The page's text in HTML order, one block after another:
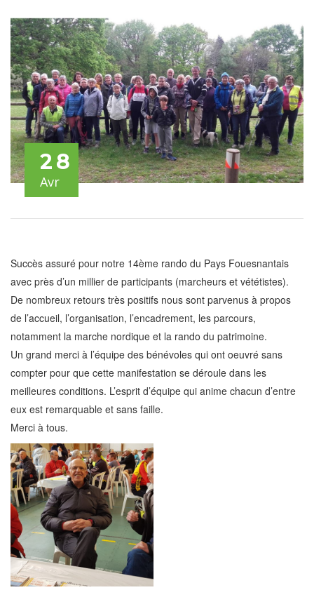
28
Avr
Succès assuré pour notre 14ème rando du Pays Fouesnantais
avec près d’un millier de participants (marcheurs et vététistes).
De nombreux retours très positifs nous sont parvenus à propos
de l’accueil, l’organisation, l’encadrement, les parcours,
notamment la marche nordique et la rando du patrimoine.
Un grand merci à l’équipe des bénévoles qui ont oeuvré sans
compter pour que cette manifestation se déroule dans les
meilleures conditions. L’esprit d’équipe qui anime chacun d’entre
eux est remarquable et sans faille.
Merci à tous.